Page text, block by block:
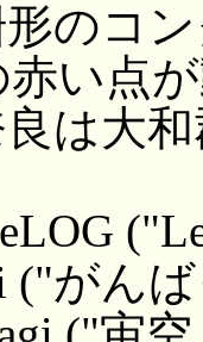
のコ
い点
は大
("がん